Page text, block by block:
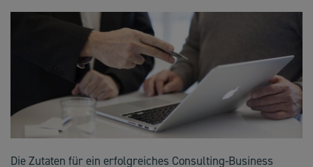
Die Zutaten für ein erfolgreiches Consulting-Business